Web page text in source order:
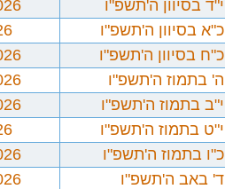
י"ד בסיוון ה'תשפ"ו
כ"א בסיוון ה'תשפ"ו
כ"ח בסיוון ה'תשפ"ו
ה' בתמוז ה'תשפ"ו
י"ב בתמוז ה'תשפ"ו
י"ט בתמוז ה'תשפ"ו
כ"ו בתמוז ה'תשפ"ו
ד' באב ה'תשפ"ו